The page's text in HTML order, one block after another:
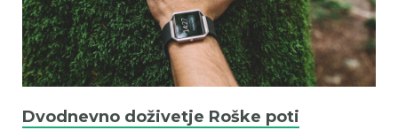
Dvodnevno doživetje Roške poti